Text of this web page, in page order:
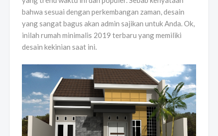
bahwa sesuai dengan perkembangan zaman, desain
yang sangat bagus akan admin sajikan untuk Anda. Ok,
inilah rumah minimalis 2019 terbaru yang memiliki
desain kekinian saat ini.